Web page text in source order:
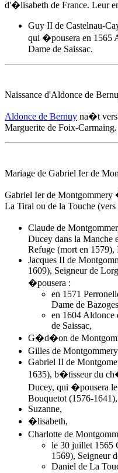
d'�lisabeth de France. Leur
Guy II de Castelnau-
qui �pousera en 1565
Dame de Saissac.
Naissance d'Aldonce de
Aldonce de Bernuy na�t
Marguerite de Foix-Carmaing.
Mariage de Gabriel Ier de
Gabriel Ier de Montgommery
La Tiral ou de la Touche
Claude de
Ducey dans la Manche
Refuge (mort en
Jacques II de
1609), Seigneur de
�pousera :
en 1571
Dame de
en 1604 Aldonce
de Saissac,
G�d�on de
Gilles de
Gabriel II de
1635), b�tisseur du
Ducey, qui �pousera le
Bouquetot (1576-
Suzanne,
�lisabeth,
Charlotte de
le 30 juillet 1565
1569), Seigneur
Daniel de La